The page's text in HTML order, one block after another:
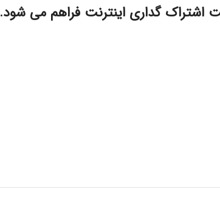
اشتراک گداری اینترنت فراهم می شود.